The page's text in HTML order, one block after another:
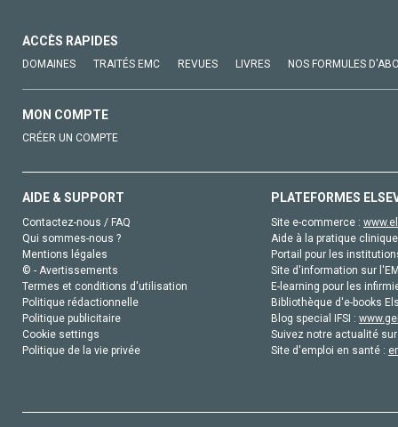
ACCÈS RAPIDES
DOMAINES TRAITÉS EMC REVUES LIVRES NOS FORMULES
MON COMPTE
CRÉER UN COMPTE
AIDE & SUPPORT
Contactez-nous / FAQ
Qui sommes-nous ?
Mentions légales
© - Avertissements
Termes et conditions d'utilisation
Politique rédactionnelle
Politique publicitaire
Cookie settings
Politique de la vie privée
PLATEFORMES
Site e-commerce :
Aide à la pratique
Portail pour les
Site d'information sur
E-learning pour les
Bibliothèque d'e-books
Blog special IFSI :
Suivez notre actualité
Site d'emploi en santé :